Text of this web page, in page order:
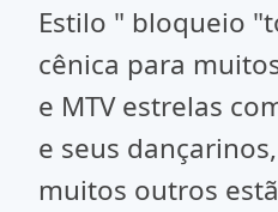
Estilo " bloqueio
cênica para
e MTV estrelas
e seus
muitos outros